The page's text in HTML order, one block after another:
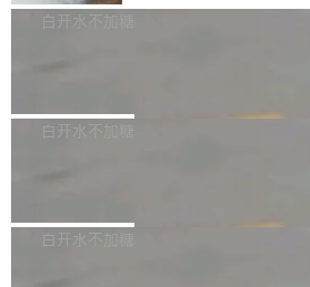
计是基于早期模型的能力—...
可以用来分析、提炼、审阅、建议，但不
不得生成涉及安全性的关键变更，除非作
有限公司披露IPO发行价格及战略配售结果
36个月。 公告显示，本次宇树科技战略配
员工参与设立的专项资产管理计划。其中
白开水不加糖
Bug fixes and enhancements 修复多次
一个回归问题，该问题导致拉取镜像时会
白开水不加糖
e 孵化器项目管理委员会（IPMC）投票中
白开水不加糖